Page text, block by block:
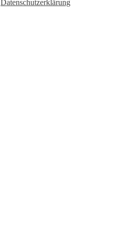
Datenschutzerklärung